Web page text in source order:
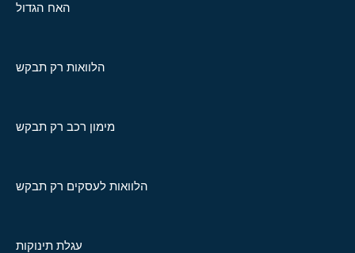
האח הגדול
הלוואות רק תבקש
מימון רכב רק תבקש
הלוואות לעסקים רק תבקש
עגלת תינוקות